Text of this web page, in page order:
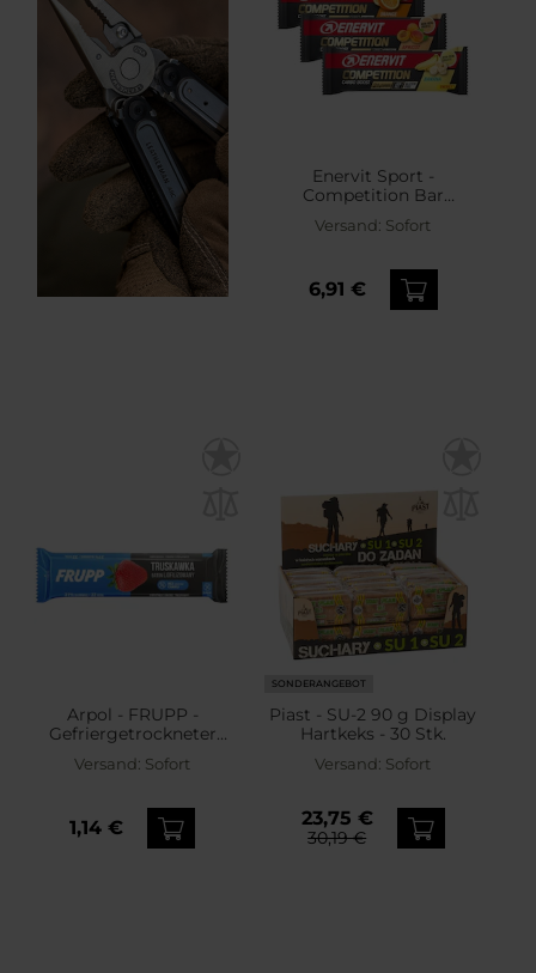
Enervit Sport -
Competition Bar
Kohlenhydratriegel 3 x 30
g - Banane-
Versand: Sofort
6,91 €
Arpol - FRUPP -
Gefriergetrockneter
Fruchtriegel - Erdbeere -
10 g
Versand: Sofort
1,14 €
SONDERANGEBOT
Piast - SU-2 90 g Display
Hartkeks - 30 Stk.
Versand: Sofort
23,75 €
30,19 €